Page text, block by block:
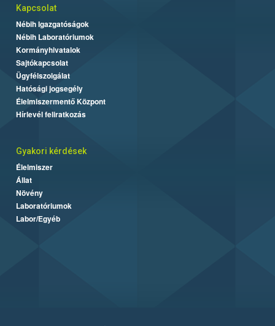
Kapcsolat
Nébih Igazgatóságok
Nébih Laboratóriumok
Kormányhivatalok
Sajtókapcsolat
Ügyfélszolgálat
Hatósági jogsegély
Élelmiszermentő Központ
Hírlevél feliratkozás
Gyakori kérdések
Élelmiszer
Állat
Növény
Laboratóriumok
Labor/Egyéb